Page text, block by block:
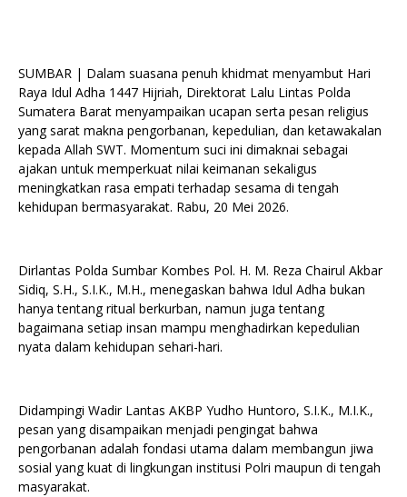
SUMBAR | Dalam suasana penuh khidmat menyambut Hari
Raya Idul Adha 1447 Hijriah, Direktorat Lalu Lintas Polda
Sumatera Barat menyampaikan ucapan serta pesan religius
yang sarat makna pengorbanan, kepedulian, dan ketawakalan
kepada Allah SWT. Momentum suci ini dimaknai sebagai
ajakan untuk memperkuat nilai keimanan sekaligus
meningkatkan rasa empati terhadap sesama di tengah
kehidupan bermasyarakat. Rabu, 20 Mei 2026.
Dirlantas Polda Sumbar Kombes Pol. H. M. Reza Chairul Akbar
Sidiq, S.H., S.I.K., M.H., menegaskan bahwa Idul Adha bukan
hanya tentang ritual berkurban, namun juga tentang
bagaimana setiap insan mampu menghadirkan kepedulian
nyata dalam kehidupan sehari-hari.
Didampingi Wadir Lantas AKBP Yudho Huntoro, S.I.K., M.I.K.,
pesan yang disampaikan menjadi pengingat bahwa
pengorbanan adalah fondasi utama dalam membangun jiwa
sosial yang kuat di lingkungan institusi Polri maupun di tengah
masyarakat.